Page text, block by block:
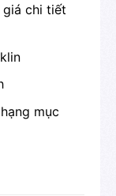
giá chi tiết
mục